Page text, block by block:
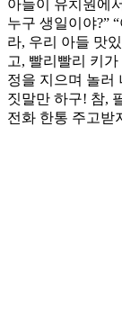
아들이 유치원에
누구 생일이야?”
라, 우리 아들 맛
고, 빨리빨리 키
정을 지으며 놀러
짓말만 하구! 참,
전화 한통 주고받